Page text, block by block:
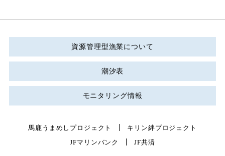
資源管理型漁業について
潮汐表
モニタリング情報
馬鹿うまめしプロジェクト
キリン絆プロジェクト
JFマリンバンク
JF共済